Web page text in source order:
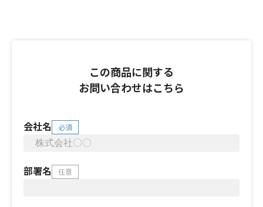
この商品に関する
お問い合わせはこちら
会社名 必須
部署名 任意